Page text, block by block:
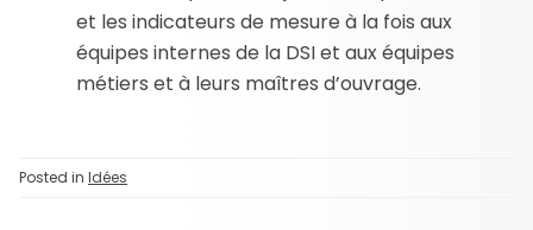
et les indicateurs de mesure à la fois aux
équipes internes de la DSI et aux équipes
métiers et à leurs maîtres d’ouvrage.
Posted in Idées